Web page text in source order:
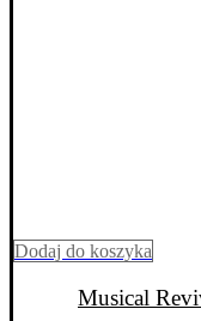
Dodaj do koszyka
Musical